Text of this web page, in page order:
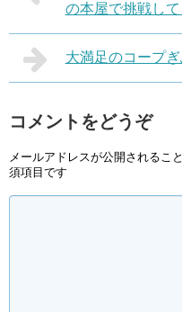
の本屋で挑戦して
大満足のコープ
コメントをどうぞ
メールアドレスが公開されるこ
須項目です